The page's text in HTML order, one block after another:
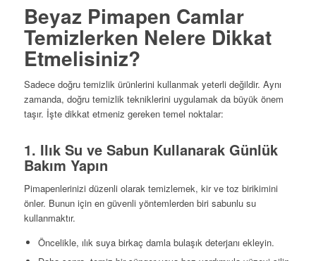
Beyaz Pimapen Camlar
Temizlerken Nelere Dikkat
Etmelisiniz?
Sadece doğru temizlik ürünlerini kullanmak yeterli değildir. Aynı
zamanda, doğru temizlik tekniklerini uygulamak da büyük önem
taşır. İşte dikkat etmeniz gereken temel noktalar:
1. Ilık Su ve Sabun Kullanarak Günlük
Bakım Yapın
Pimapenlerinizi düzenli olarak temizlemek, kir ve toz birikimini
önler. Bunun için en güvenli yöntemlerden biri sabunlu su
kullanmaktır.
Öncelikle, ılık suya birkaç damla bulaşık deterjanı ekleyin.